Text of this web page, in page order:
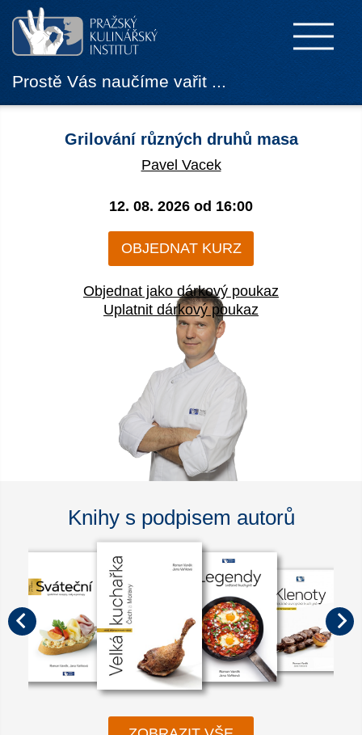
Prostě Vás naučíme vařit ...
Grilování různých druhů masa
Pavel Vacek
12. 08. 2026 od 16:00
OBJEDNAT KURZ
Objednat jako dárkový poukaz
Uplatnit dárkový poukaz
Knihy s podpisem autorů